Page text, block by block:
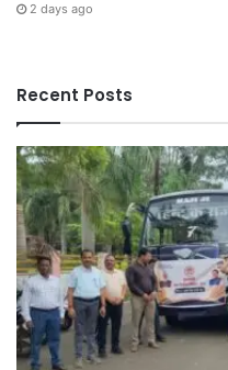
2 days ago
Recent Posts